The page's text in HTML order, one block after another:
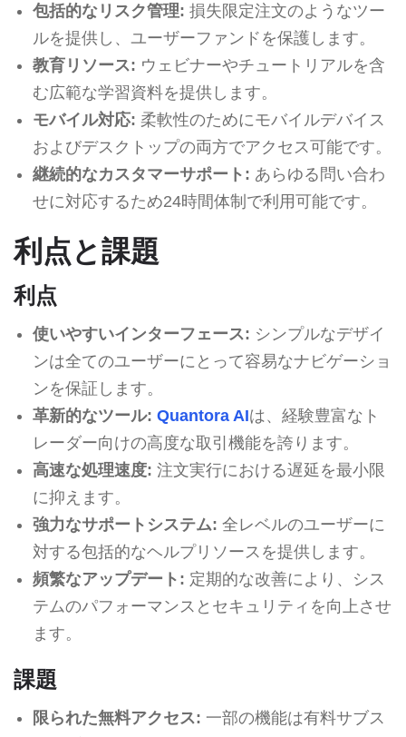
包括的なリスク管理: 損失限定注文のようなツー
ルを提供し、ユーザーファンドを保護します。
教育リソース: ウェビナーやチュートリアルを含
む広範な学習資料を提供します。
モバイル対応: 柔軟性のためにモバイルデバイス
およびデスクトップの両方でアクセス可能です。
継続的なカスタマーサポート: あらゆる問い合わ
せに対応するため24時間体制で利用可能です。
利点と課題
利点
使いやすいインターフェース: シンプルなデザイ
ンは全てのユーザーにとって容易なナビゲーショ
ンを保証します。
革新的なツール: Quantora AIは、経験豊富なト
レーダー向けの高度な取引機能を誇ります。
高速な処理速度: 注文実行における遅延を最小限
に抑えます。
強力なサポートシステム: 全レベルのユーザーに
対する包括的なヘルプリソースを提供します。
頻繁なアップデート: 定期的な改善により、シス
テムのパフォーマンスとセキュリティを向上させ
ます。
課題
限られた無料アクセス: 一部の機能は有料サブス